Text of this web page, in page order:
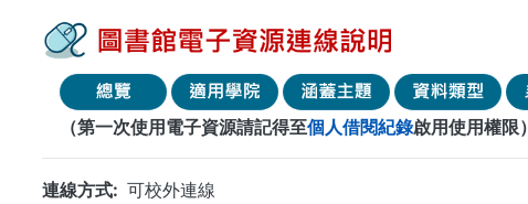
結
（第一次使用電子資源請記得至個人借閱紀錄啟用使用權限）
連線方式
可校外連線